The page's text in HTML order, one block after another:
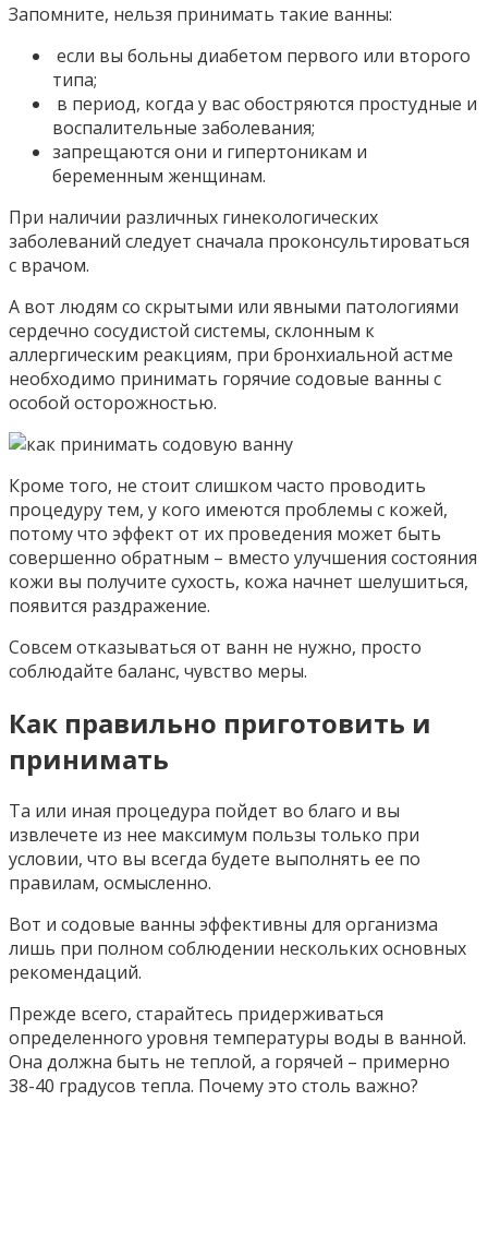
Запомните, нельзя принимать такие ванны:
если вы больны диабетом первого или второго
типа;
в период, когда у вас обостряются простудные и
воспалительные заболевания;
запрещаются они и гипертоникам и
беременным женщинам.
При наличии различных гинекологических
заболеваний следует сначала проконсультироваться
с врачом.
А вот людям со скрытыми или явными патологиями
сердечно сосудистой системы, склонным к
аллергическим реакциям, при бронхиальной астме
необходимо принимать горячие содовые ванны с
особой осторожностью.
Кроме того, не стоит слишком часто проводить
процедуру тем, у кого имеются проблемы с кожей,
потому что эффект от их проведения может быть
совершенно обратным – вместо улучшения состояния
кожи вы получите сухость, кожа начнет шелушиться,
появится раздражение.
Совсем отказываться от ванн не нужно, просто
соблюдайте баланс, чувство меры.
Как правильно приготовить и
принимать
Та или иная процедура пойдет во благо и вы
извлечете из нее максимум пользы только при
условии, что вы всегда будете выполнять ее по
правилам, осмысленно.
Вот и содовые ванны эффективны для организма
лишь при полном соблюдении нескольких основных
рекомендаций.
Прежде всего, старайтесь придерживаться
определенного уровня температуры воды в ванной.
Она должна быть не теплой, а горячей – примерно
38-40 градусов тепла. Почему это столь важно?